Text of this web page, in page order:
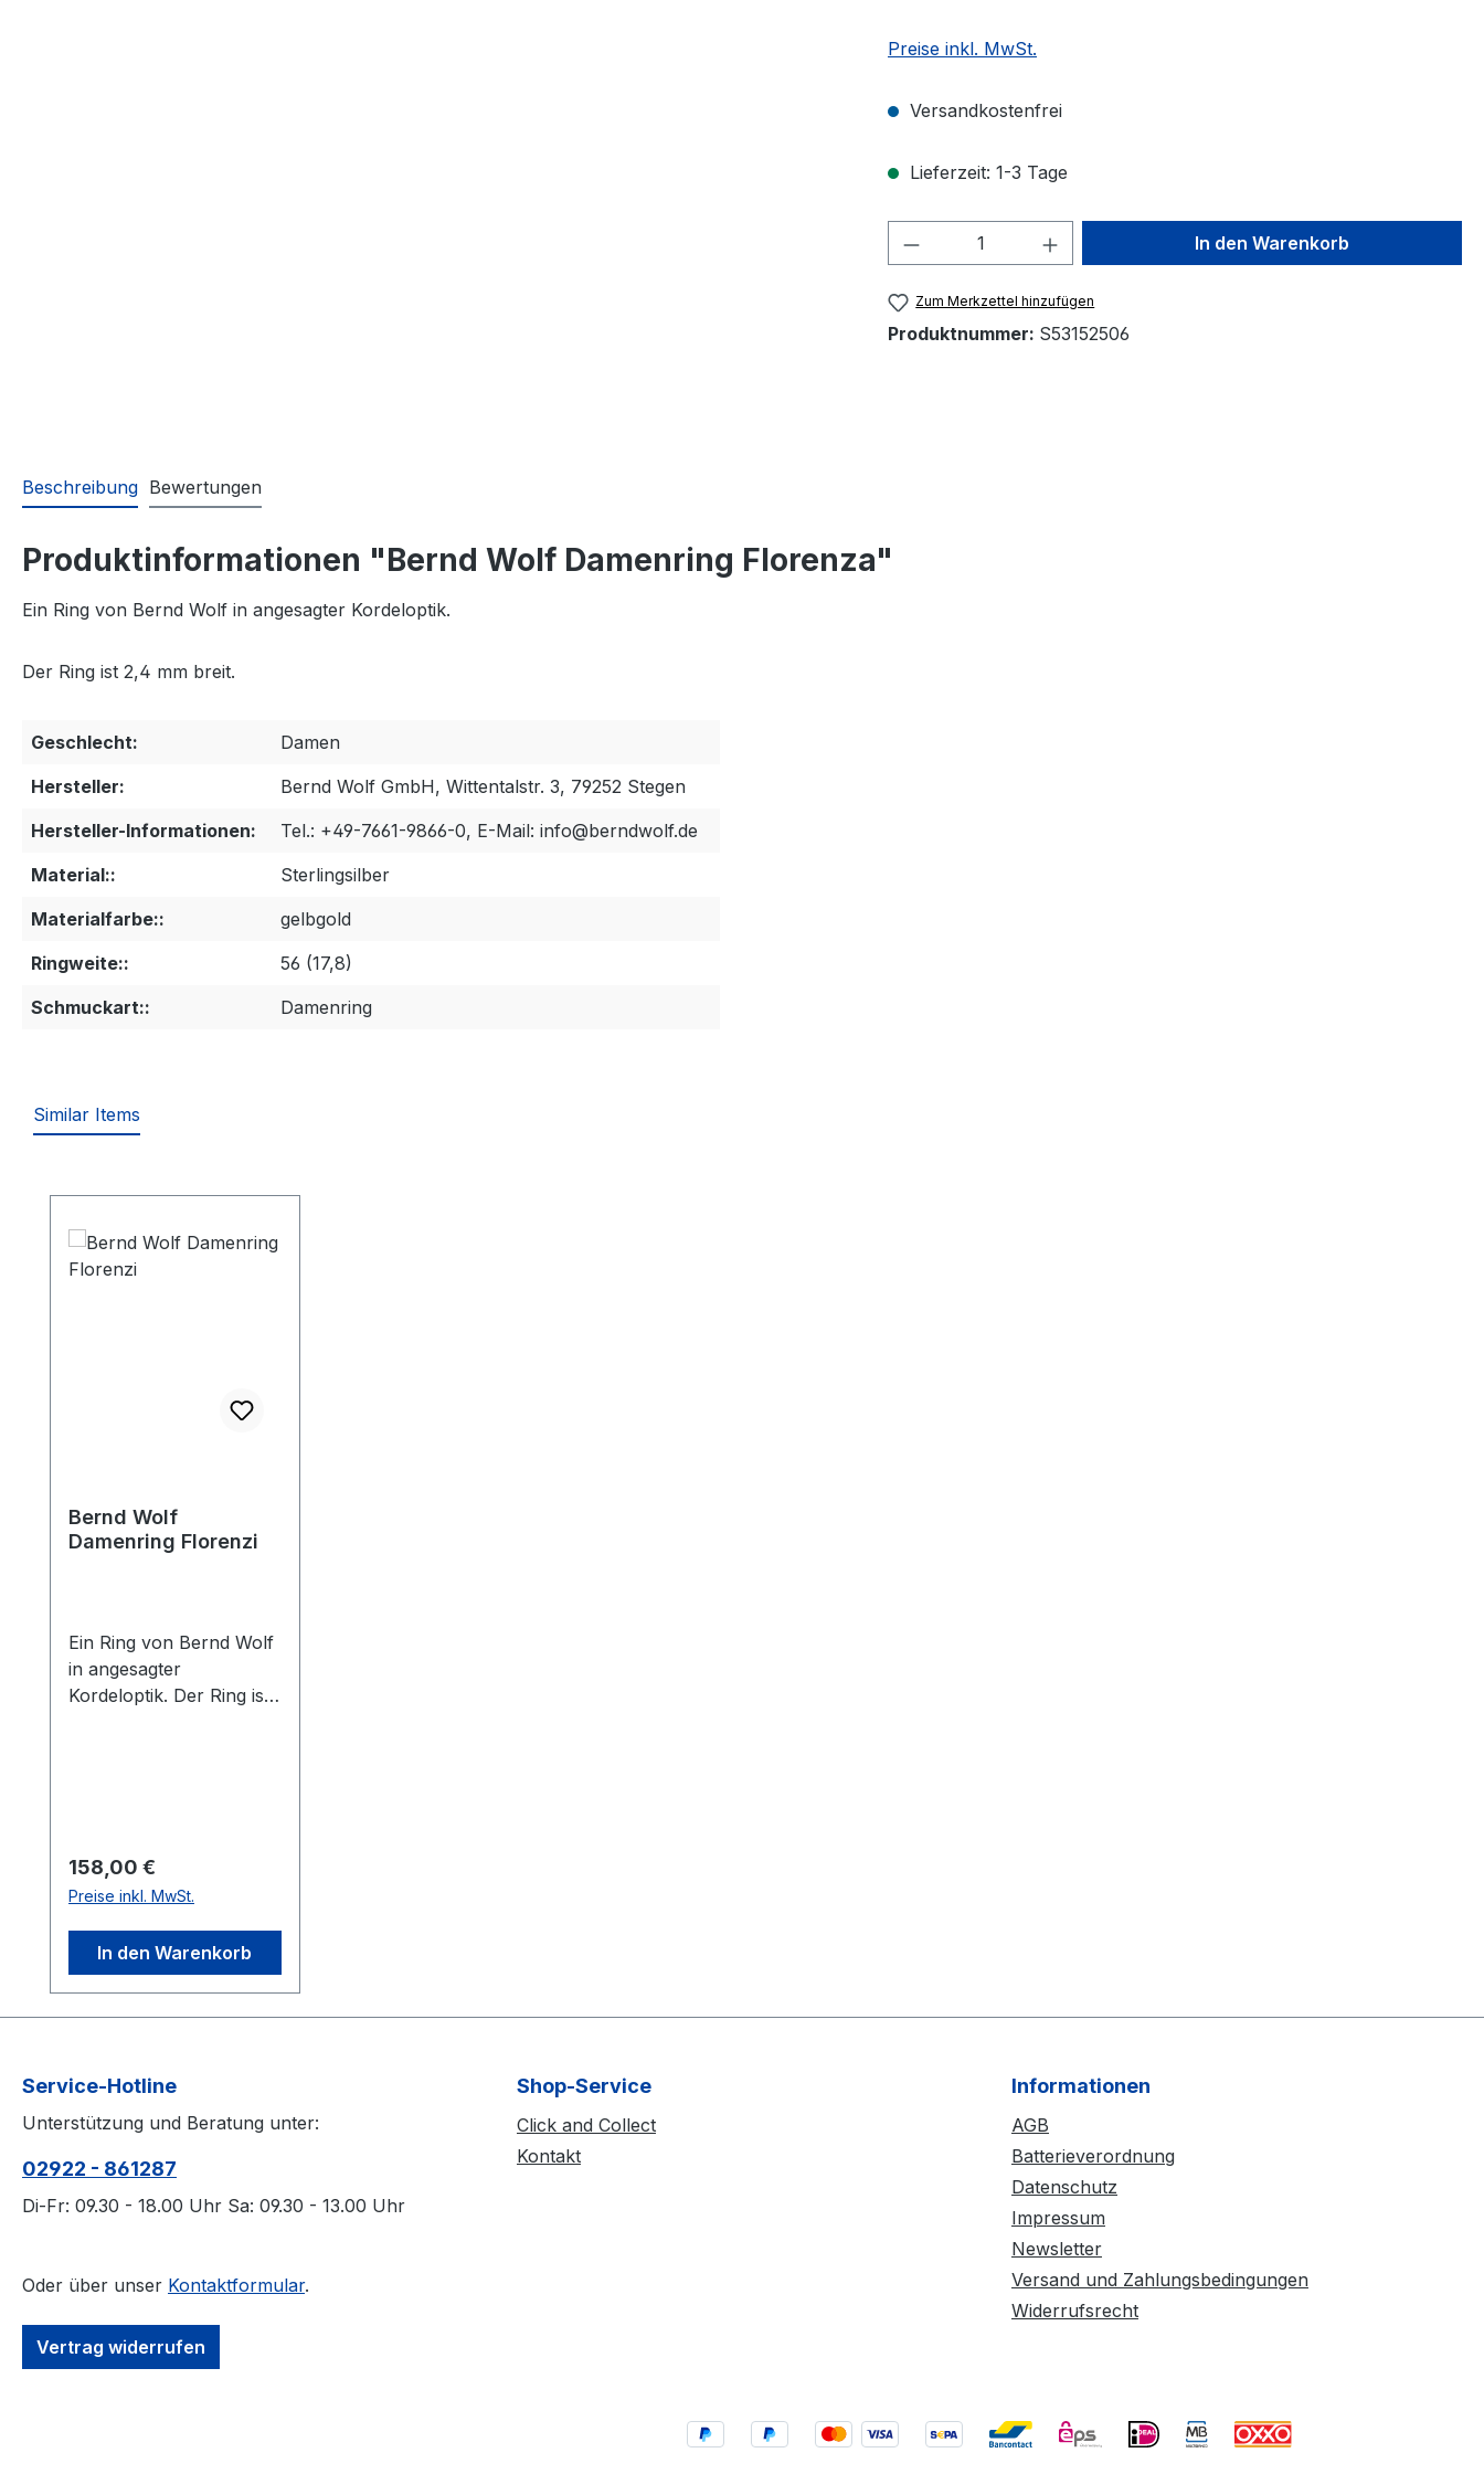
Preise inkl. MwSt.
Versandkostenfrei
Lieferzeit: 1-3 Tage
Produkt Anzahl: Gib den gewünschten Wert
In den Warenkorb
Zum Merkzettel hinzufügen
Produktnummer: S53152506
Beschreibung Bewertungen
Produktinformationen "Bernd Wolf Damenring Florenza"
Ein Ring von Bernd Wolf in angesagter Kordeloptik.
Der Ring ist 2,4 mm breit.
Geschlecht:
Damen
Hersteller:
Bernd Wolf GmbH, Wittentalstr. 3, 79252 Stegen
Hersteller-Informationen:
Tel.: +49-7661-9866-0, E-Mail: info@berndwolf.de
Material::
Sterlingsilber
Materialfarbe::
gelbgold
Ringweite::
56 (17,8)
Schmuckart::
Damenring
Similar Items
Bernd Wolf
Damenring Florenzi
Ein Ring von Bernd Wolf
in angesagter
Kordeloptik. Der Ring ist
Regulärer Preis:
158,00 €
Preise inkl. MwSt.
In den Warenkorb
Service-Hotline
Unterstützung und Beratung unter:
02922 - 861287
Di-Fr: 09.30 - 18.00 Uhr Sa: 09.30 - 13.00 Uhr
Oder über unser Kontaktformular.
Vertrag widerrufen
Shop-Service
Click and Collect
Kontakt
Informationen
AGB
Batterieverordnung
Datenschutz
Impressum
Newsletter
Versand und Zahlungsbedingungen
Widerrufsrecht